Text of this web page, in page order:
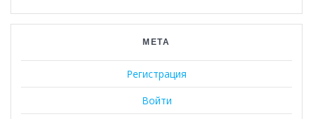
МЕТА
Регистрация
Войти